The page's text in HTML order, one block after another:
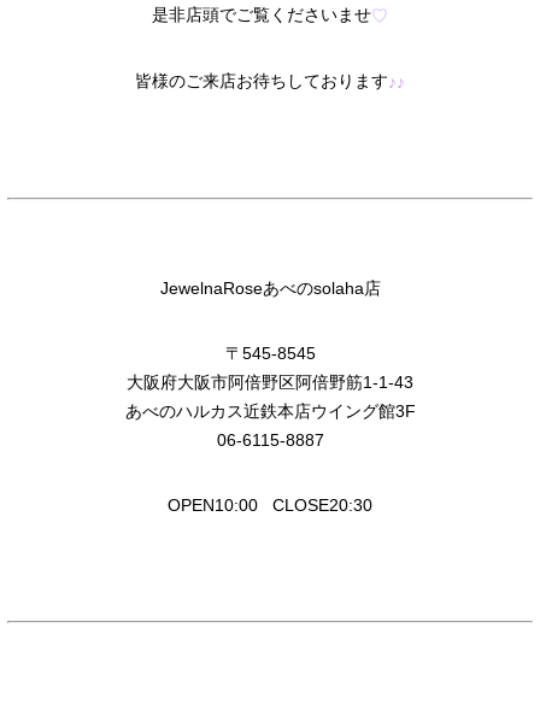
是非店頭でご覧くださいませ♡
皆様のご来店お待ちしております♪♪
JewelnaRoseあべのsolaha店
〒545-8545
大阪府大阪市阿倍野区阿倍野筋1-1-43
あべのハルカス近鉄本店ウイング館3F
06-6115-8887
OPEN10:00 CLOSE20:30